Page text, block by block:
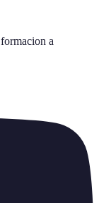
formacion a